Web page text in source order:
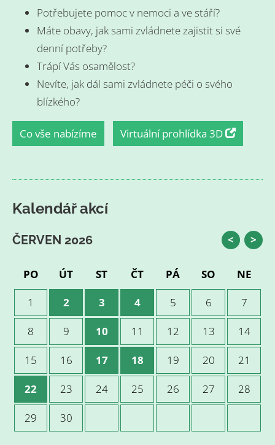
Potřebujete pomoc v nemoci a ve stáří?
Máte obavy, jak sami zvládnete zajistit si své
denní potřeby?
Trápí Vás osamělost?
Nevíte, jak dál sami zvládnete péči o svého
blízkého?
Co vše nabízíme Virtuální prohlídka 3D
Kalendář akcí
ČERVEN 2026 < >
PO ÚT ST ČT PÁ SO
NE
1
2 3 4 5 6 7
8 9 10 11 12 13 14
15 16 17 18 19 20 21
22 23 24 25 26 27 28
29 30